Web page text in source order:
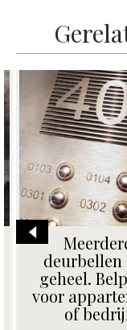
Vierkante
deurbel
belknop
linksboven.
K.